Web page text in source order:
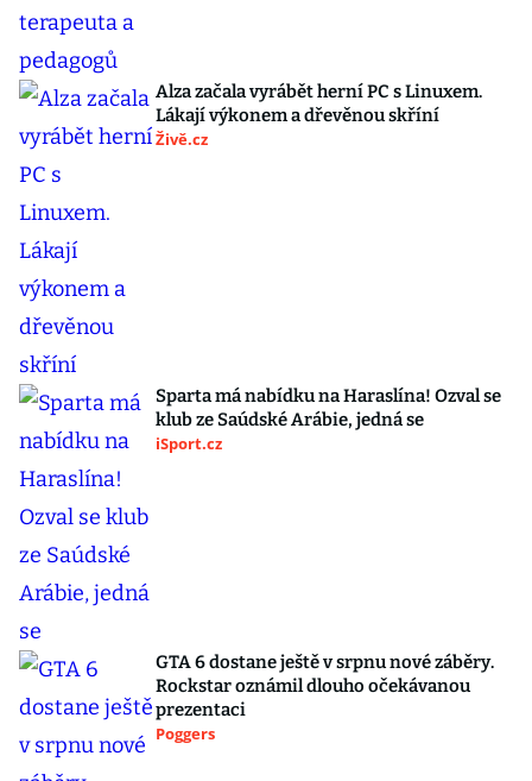
Alza začala vyrábět herní PC s Linuxem.
Lákají výkonem a dřevěnou skříní
Živě.cz
Sparta má nabídku na Haraslína! Ozval se
klub ze Saúdské Arábie, jedná se
iSport.cz
GTA 6 dostane ještě v srpnu nové záběry.
Rockstar oznámil dlouho očekávanou
prezentaci
Poggers